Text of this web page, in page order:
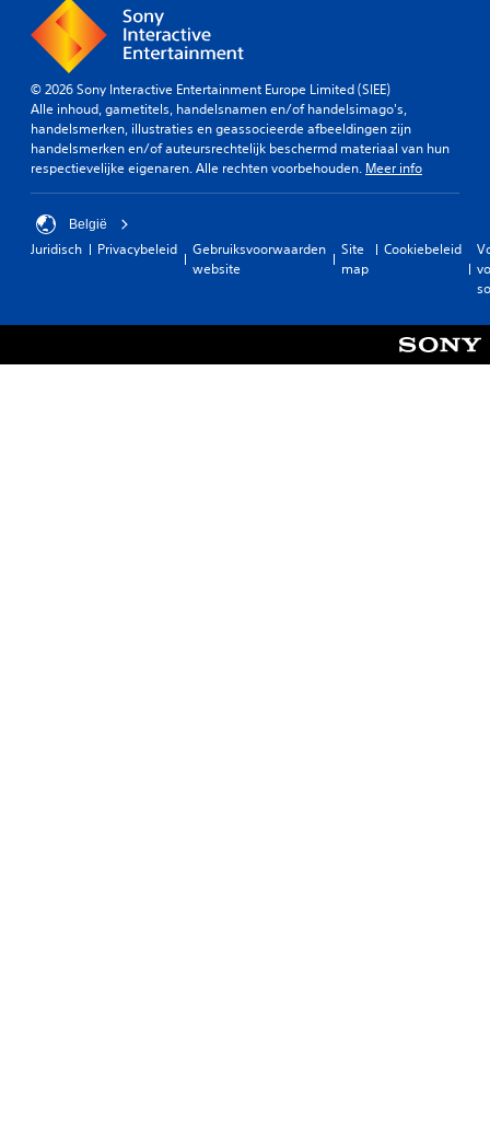
© 2026 Sony Interactive Entertainment Europe Limited (SIEE)
Alle inhoud, gametitels, handelsnamen en/of handelsimago's,
handelsmerken, illustraties en geassocieerde afbeeldingen zijn
handelsmerken en/of auteursrechtelijk beschermd materiaal van hun
respectievelijke eigenaren. Alle rechten voorbehouden. Meer info
België
Juridisch Privacybeleid
Gebruiksvoorwaarden
website
Site
map
Cookiebeleid